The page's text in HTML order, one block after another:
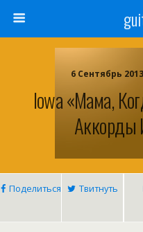
6 Сентябрь
Iowa «Мама,
Аккорды
Поделиться Твитнуть